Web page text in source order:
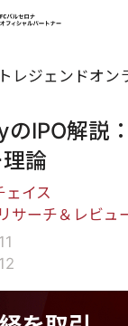
レジェンドオン
IPO解説
論
ェイス
サーチ＆レビュ